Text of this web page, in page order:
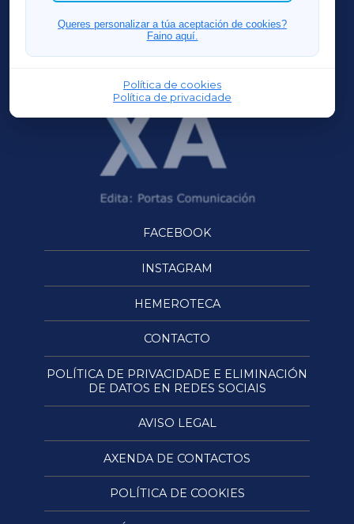
Queres personalizar a túa aceptación de cookies?
Faino aquí.
Política de cookies
Política de privacidade
FERROLXA
OURENSEXA
FACEBOOK
INSTAGRAM
HEMEROTECA
CONTACTO
POLÍTICA DE PRIVACIDADE E ELIMINACIÓN
DE DATOS EN REDES SOCIAIS
AVISO LEGAL
AXENDA DE CONTACTOS
POLÍTICA DE COOKIES